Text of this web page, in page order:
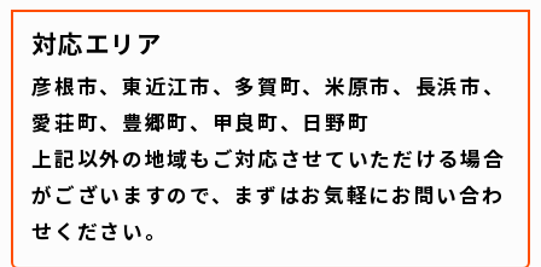
対応エリア
彦根市、東近江市、多賀町、米原市、長浜市、
愛荘町、豊郷町、甲良町、日野町
上記以外の地域もご対応させていただける場合
がございますので、まずはお気軽にお問い合わ
せください。